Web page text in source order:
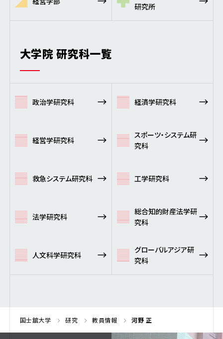
研究所
大学院 研究科一覧
政治学研究科 経済学研究科
経営学研究科
スポーツ・システム研
究科
救急システム研究科 工学研究科
法学研究科
総合知的財産法学研
究科
人文科学研究科
グローバルアジア研
究科
国士舘大学 研究 教員情報 河野 正